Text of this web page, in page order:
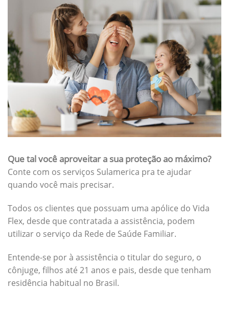
Que tal você aproveitar a sua proteção ao máximo?
Conte com os serviços Sulamerica pra te ajudar
quando você mais precisar.
Todos os clientes que possuam uma apólice do Vida
Flex, desde que contratada a assistência, podem
utilizar o serviço da Rede de Saúde Familiar.
Entende-se por à assistência o titular do seguro, o
cônjuge, filhos até 21 anos e pais, desde que tenham
residência habitual no Brasil.